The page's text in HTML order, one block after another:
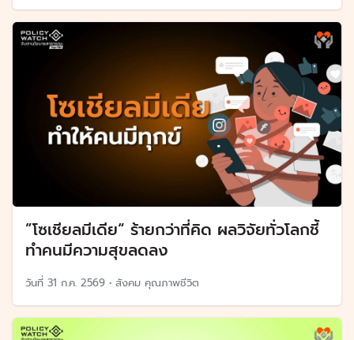
”โซเชียลมีเดีย“ ร้ายกว่าที่คิด ผลวิจัยทั่วโลกชี้
ทำคนมีความสุขลดลง
วันที่ 31 ก.ค. 2569 • สังคม คุณภาพชีวิต